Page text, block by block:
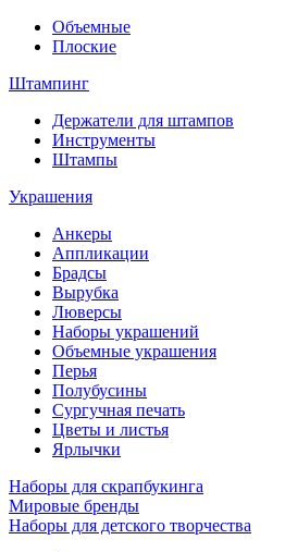
Объемные
Плоские
Штампинг
Держатели для штампов
Инструменты
Штампы
Украшения
Анкеры
Аппликации
Брадсы
Вырубка
Люверсы
Наборы украшений
Объемные украшения
Перья
Полубусины
Сургучная печать
Цветы и листья
Ярлычки
Наборы для скрапбукинга
Мировые бренды
Наборы для детского творчества